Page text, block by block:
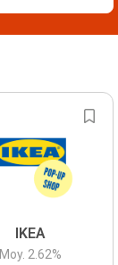
IKEA
Moy. 2.62%